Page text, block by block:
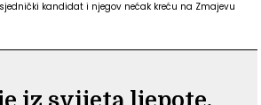
kandidat i njegov nećak kreću na Zmajevu